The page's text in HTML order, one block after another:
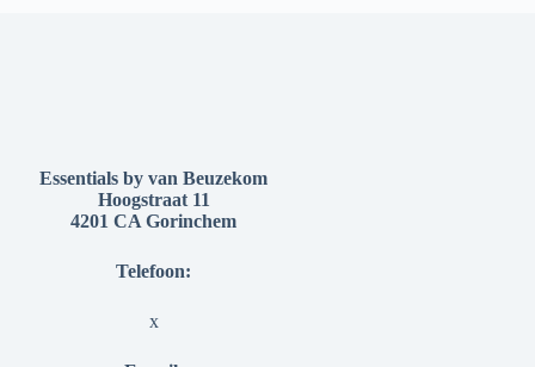
Essentials by van Beuzekom
Hoogstraat 11
4201 CA Gorinchem
Telefoon:
x